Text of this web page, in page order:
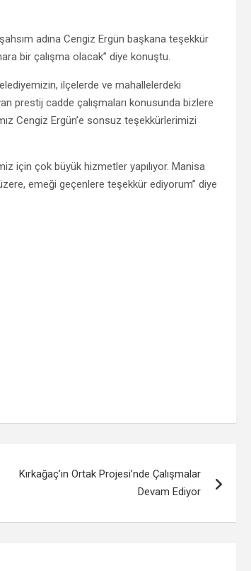
adına Cengiz Ergün başkana teşekkür
bir çalışma olacak” diye konuştu.
ilçelerde ve mahallelerdeki
prestij cadde çalışmaları konusunda bizlere
Cengiz Ergün’e sonsuz teşekkürlerimizi
için çok büyük hizmetler yapılıyor. Manisa
emeği geçenlere teşekkür ediyorum” diye
Kırkağaç’ın Ortak Projesi’nde Çalışmalar
Devam Ediyor